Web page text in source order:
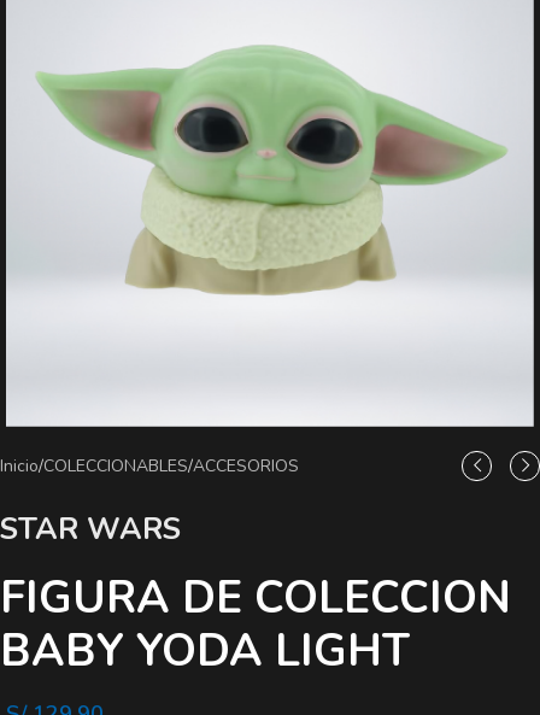
Inicio/COLECCIONABLES/ACCESORIOS
STAR WARS
FIGURA DE COLECCION
BABY YODA LIGHT